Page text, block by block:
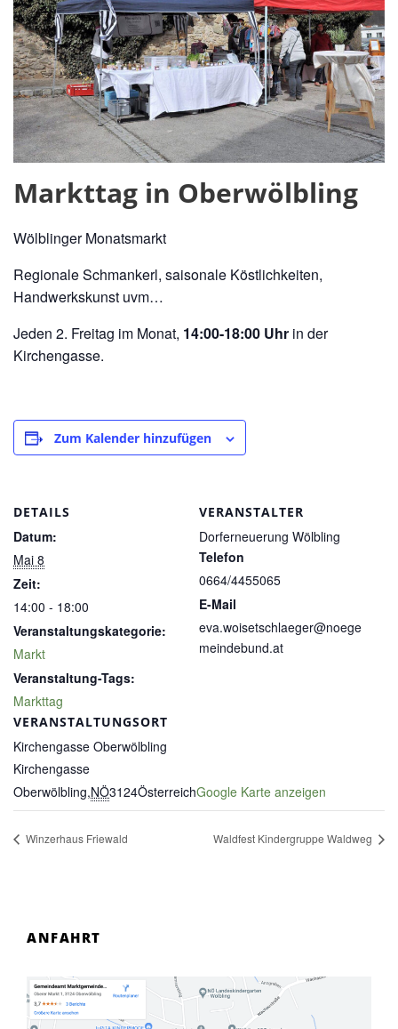
Markttag in Oberwölbling
Wölblinger Monatsmarkt
Regionale Schmankerl, saisonale Köstlichkeiten,
Handwerkskunst uvm…
Jeden 2. Freitag im Monat, 14:00-18:00 Uhr in der
Kirchengasse.
Zum Kalender hinzufügen
DETAILS
Datum:
Mai 8
Zeit:
14:00 - 18:00
Veranstaltungskategorie:
Markt
Veranstaltung-Tags:
Markttag
VERANSTALTUNGSORT
Kirchengasse Oberwölbling
Kirchengasse
Oberwölbling,NÖ3124ÖsterreichGoogle Karte anzeigen
VERANSTALTER
Dorferneuerung Wölbling
Telefon
0664/4455065
E-Mail
eva.woisetschlaeger@noege
meindebund.at
Winzerhaus Friewald Waldfest Kindergruppe Waldweg
ANFAHRT